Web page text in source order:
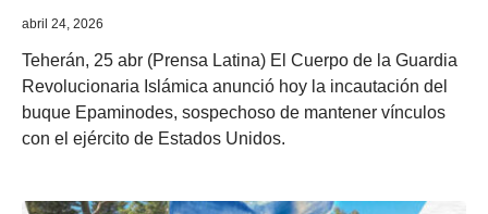
abril 24, 2026
Teherán, 25 abr (Prensa Latina) El Cuerpo de la Guardia
Revolucionaria Islámica anunció hoy la incautación del
buque Epaminodes, sospechoso de mantener vínculos
con el ejército de Estados Unidos.